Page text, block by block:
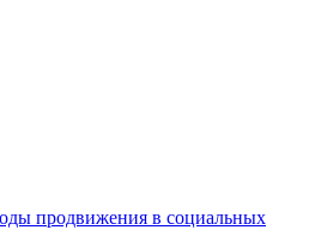
продвижения в социальных